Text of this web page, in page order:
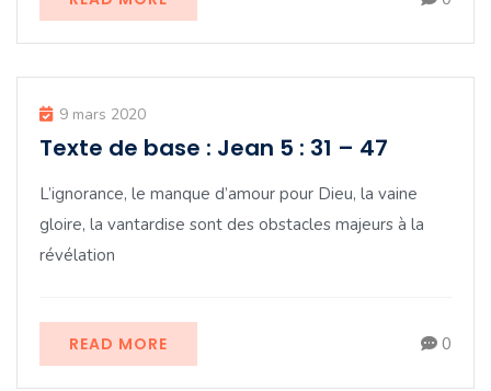
9 mars 2020
Texte de base : Jean 5 : 31 – 47
L’ignorance, le manque d’amour pour Dieu, la vaine
gloire, la vantardise sont des obstacles majeurs à la
révélation
READ MORE 0